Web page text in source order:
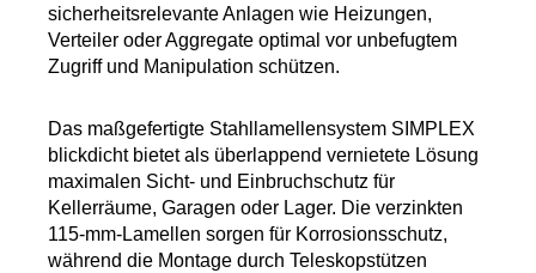
sicherheitsrelevante Anlagen wie Heizungen,
Verteiler oder Aggregate optimal vor unbefugtem
Zugriff und Manipulation schützen.
Das maßgefertigte Stahllamellensystem SIMPLEX
blickdicht bietet als überlappend vernietete Lösung
maximalen Sicht- und Einbruchschutz für
Kellerräume, Garagen oder Lager. Die verzinkten
115-mm-Lamellen sorgen für Korrosionsschutz,
während die Montage durch Teleskopstützen